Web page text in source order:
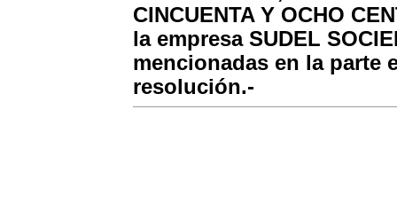
CINCUENTA Y OCHO
la empresa SUDEL
mencionadas en la parte
resolución.-